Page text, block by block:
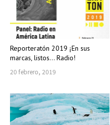
Reporteratón 2019 ¡En sus
marcas, listos… Radio!
20 febrero, 2019